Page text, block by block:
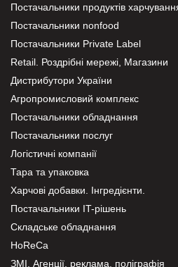
Постачальники продуктів
Постачальники nonfood
Постачальники Private Label
Retail. Роздрібні мережі, Магазини
Дистрибутори України
Агропромисловий комплекс
Постачальники обладнання
Постачальники послуг
Логістичні компанії
Тара та упаковка
Харчові добавки. Інгредієнти.
Постачальники IT-рішень
Складське обладнання
HoReCa
ЗМІ, Агенції, реклама, поліграфія